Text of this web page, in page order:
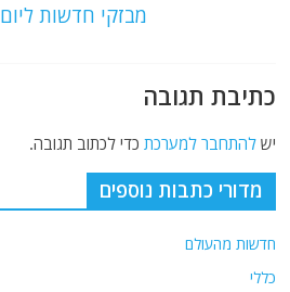
k
מבזקי חדשות ליום 1-6-2018.מתעדכן.
כתיבת תגובה
ישלהתחבר למערכת כדי לכתוב תגובה.
מדורי כתבות נוספים
חדשות מהעולם
כללי